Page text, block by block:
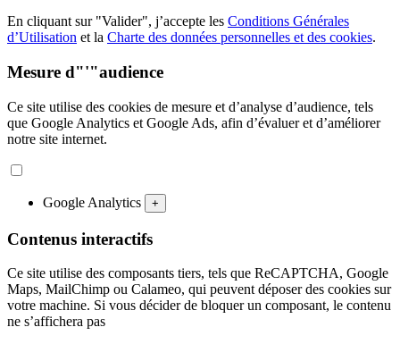
En cliquant sur "Valider", j’accepte les Conditions Générales
d’Utilisation et la Charte des données personnelles et des cookies.
Mesure d"'"audience
Ce site utilise des cookies de mesure et d’analyse d’audience, tels
que Google Analytics et Google Ads, afin d’évaluer et d’améliorer
notre site internet.
Google Analytics +
Contenus interactifs
Ce site utilise des composants tiers, tels que ReCAPTCHA, Google
Maps, MailChimp ou Calameo, qui peuvent déposer des cookies sur
votre machine. Si vous décider de bloquer un composant, le contenu
ne s’affichera pas